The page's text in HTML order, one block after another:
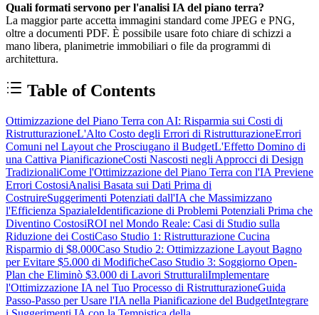
Quali formati servono per l'analisi IA del piano terra?
La maggior parte accetta immagini standard come JPEG e PNG,
oltre a documenti PDF. È possibile usare foto chiare di schizzi a
mano libera, planimetrie immobiliari o file da programmi di
architettura.
Table of Contents
Ottimizzazione del Piano Terra con AI: Risparmia sui Costi di
RistrutturazioneL'Alto Costo degli Errori di RistrutturazioneErrori
Comuni nel Layout che Prosciugano il BudgetL'Effetto Domino di
una Cattiva PianificazioneCosti Nascosti negli Approcci di Design
TradizionaliCome l'Ottimizzazione del Piano Terra con l'IA Previene
Errori CostosiAnalisi Basata sui Dati Prima di
CostruireSuggerimenti Potenziati dall'IA che Massimizzano
l'Efficienza SpazialeIdentificazione di Problemi Potenziali Prima che
Diventino CostosiROI nel Mondo Reale: Casi di Studio sulla
Riduzione dei CostiCaso Studio 1: Ristrutturazione Cucina
Risparmio di $8.000Caso Studio 2: Ottimizzazione Layout Bagno
per Evitare $5.000 di ModificheCaso Studio 3: Soggiorno Open-
Plan che Eliminò $3.000 di Lavori StrutturaliImplementare
l'Ottimizzazione IA nel Tuo Processo di RistrutturazioneGuida
Passo-Passo per Usare l'IA nella Pianificazione del BudgetIntegrare